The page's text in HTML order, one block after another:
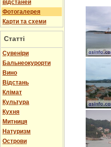
відстаней
Фотогалерея
Карти та схеми
Статті
Cувеніри
Бальнеокурорти
Вино
Відстань
Клімат
Культура
Кухня
Митниця
Натуризм
Острови